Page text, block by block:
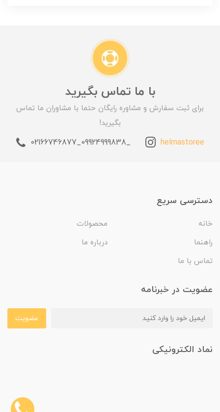
با ما تماس بگیرید
برای ثبت سفارش و مشاوره رایگان حتما با مشاوران ما تماس
بگیرید!
helmastoree
_09924999838_02166746877
دسترسی سریع
خانه
محصولات
راهنما
درباره ما
تماس با ما
عضویت در خبرنامه
عضویت
نماد الکترونیکی